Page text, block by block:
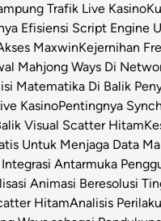
Trafik Live Kasino
Efisiensi Script Engine
MaxwinKejernihan
Mahjong Ways Di
Matematika Di Balik
KasinoPentingnya
Visual Scatter Hitam
Untuk Menjaga Data
Antarmuka
Animasi Beresolusi
HitamAnalisis